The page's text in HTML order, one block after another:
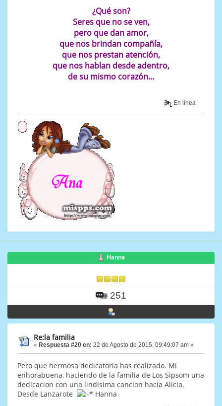
¿Qué son?
Seres que no se ven,
pero que dan amor,
que nos brindan compañía,
que nos prestan atención,
que nos hablan desde adentro,
de su mismo corazón...
En línea
Hanna
251
Re:la familia
« Respuesta #20 en: 22 de Agosto de 2015, 09:49:07 am »
Pero que hermosa dedicatoria has realizado. Mi
enhorabuena, haciendo de la familia de Los Sipsom una
dedicacion con una lindisima cancion hacia Alicia.
Desde Lanzarote
Hanna